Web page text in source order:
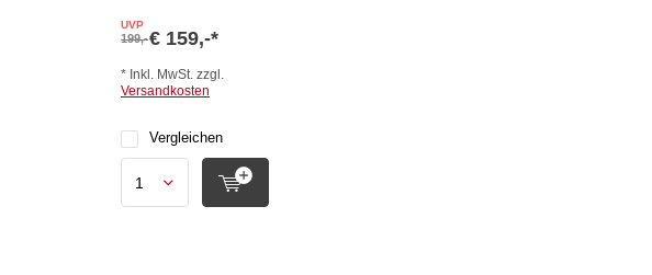
UVP
199,-€ 159,-*
* Inkl. MwSt. zzgl.
Versandkosten
Vergleichen